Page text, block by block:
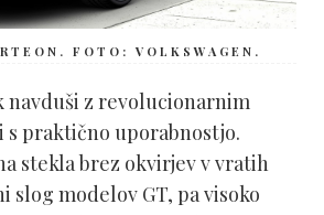
FOTO: VOLKSWAGEN.
z revolucionarnim
s praktično uporabno­stjo.
stekla brez okvirjev v vratih
slog modelov GT, pa visoko